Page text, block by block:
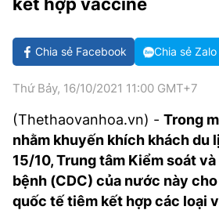
GOLF
CÁC CÚP CHÂU ÂU
BẢNG XẾP HẠNG
VĂN HÓA
DIỄN ĐÀN
NHỊP ĐẬP SỨC KHỎE
GIẢI TRÍ
KBIZ
ĐIỂM ĐẾN
ẢNH
HIGHTECH
TIÊU ĐIỂM - SPOTLIGHT
BẠN CẦN BIẾT
Chia sẻ Facebook Chia sẻ Zalo
Thứ Bảy, 16/10/2021 11:00 GMT+7
(Thethaovanhoa.vn) - Trong
nhằm khuyến khích khách du
15/10, Trung tâm Kiểm soát
bệnh (CDC) của nước này
quốc tế tiêm kết hợp các loại